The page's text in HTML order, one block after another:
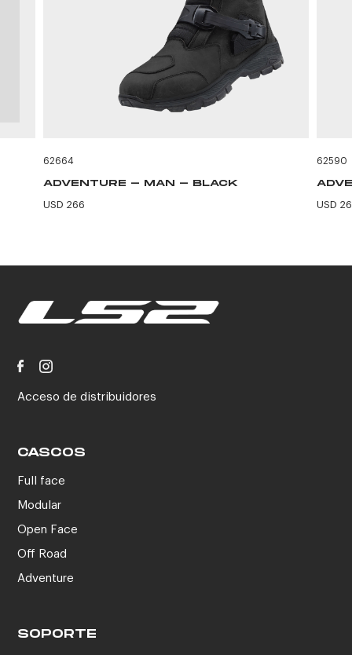
62664
ADVENTURE - MAN - BLACK
USD 266
62590
USD
Acceso de distribuidores
CASCOS
Full face
Modular
Open Face
Off Road
Adventure
SOPORTE